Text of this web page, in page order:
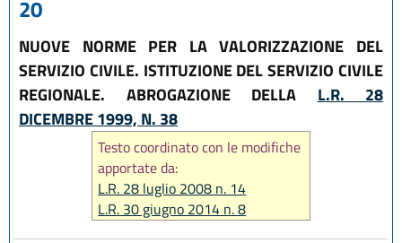
20
NUOVE NORME PER LA VALORIZZAZIONE DEL
SERVIZIO CIVILE. ISTITUZIONE DEL SERVIZIO CIVILE
REGIONALE. ABROGAZIONE DELLA L.R. 28
DICEMBRE 1999, N. 38
Testo coordinato con le modifiche
apportate da:
L.R. 28 luglio 2008 n. 14
L.R. 30 giugno 2014 n. 8